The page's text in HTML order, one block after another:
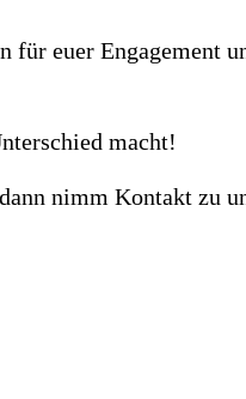
für euer Engagement
macht!
nimm Kontakt zu